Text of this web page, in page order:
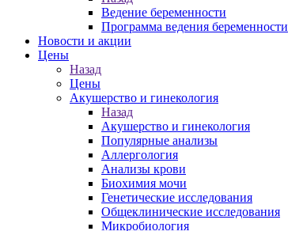
Ведение беременности
Программа ведения беременности
Новости и акции
Цены
Назад
Цены
Акушерство и гинекология
Назад
Акушерство и гинекология
Популярные анализы
Аллергология
Анализы крови
Биохимия мочи
Генетические исследования
Общеклинические исследования
Микробиология